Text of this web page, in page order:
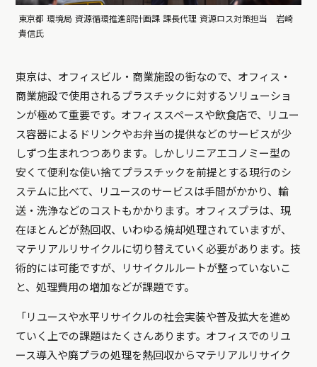
東京都 環境局 資源循環推進部計画課 課長代理 資源ロス対策担当 岩崎
貴信氏
東京は、オフィスビル・商業施設の街なので、オフィス・
商業施設で使用されるプラスチックに対するソリューショ
ンが極めて重要です。オフィススペースや飲食店で、リユー
ス容器によるドリンクやお弁当の提供などのサービスが少
しずつ生まれつつあります。しかしリニアエコノミー型の
安くて便利な使い捨てプラスチックを前提とする現行のシ
ステムに比べて、リユースのサービスは手間がかかり、輸
送・洗浄などのコストもかかります。オフィスプラは、現
在ほとんどが熱回収、いわゆる焼却処理されていますが、
マテリアルリサイクルに切り替えていく必要があります。技
術的には可能ですが、リサイクルルートが整っていないこ
と、処理費用の増加などが課題です。
「リユースや水平リサイクルの社会実装や普及拡大を進め
ていく上での課題はたくさんあります。オフィスでのリユ
ース導入や廃プラの処理を熱回収からマテリアルリサイク